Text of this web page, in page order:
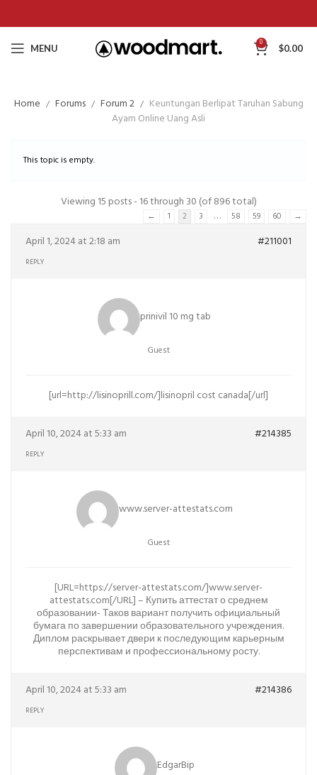
MENU 0 $0.00
Home Forums Forum 2
Keuntungan Berlipat Taruhan Sabung
Ayam Online Uang Asli
This topic is empty.
Viewing 15 posts - 16 through 30 (of 896 total)
← 1 2 3 … 58 59 60 →
April 1, 2024 at 2:18 am #211001
REPLY
prinivil 10 mg tab
Guest
[url=http://lisinoprill.com/]lisinopril cost canada[/url]
April 10, 2024 at 5:33 am #214385
REPLY
www.server-attestats.com
Guest
[URL=https://server-attestats.com/]www.server-
attestats.com[/URL] – Купить аттестат о среднем
образовании- Таков вариант получить официальный
бумага по завершении образовательного учреждения.
Диплом раскрывает двери к последующим карьерным
перспективам и профессиональному росту.
April 10, 2024 at 5:33 am #214386
REPLY
EdgarBip